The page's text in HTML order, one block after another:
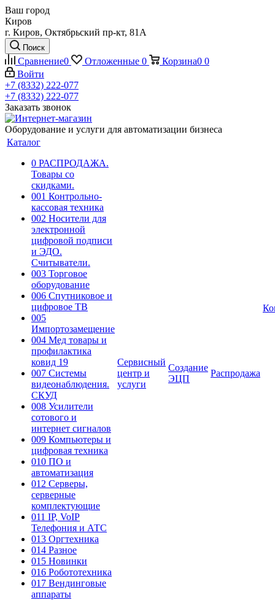
Ваш город
Киров
г. Киров, Октябрьский пр-кт, 81А
Поиск
Сравнение0 Отложенные 0 Корзина0 0
Войти
+7 (8332) 222-077
+7 (8332) 222-077
Заказать звонок
Оборудование и услуги для автоматизации бизнеса
Каталог
0 РАСПРОДАЖА.
Товары со
скидками.
001 Контрольно-
кассовая техника
002 Носители для
электронной
цифровой подписи
и ЭДО.
Считыватели.
003 Торговое
оборудование
006 Спутниковое и
цифровое ТВ
005
Импортозамещение
004 Мед товары и
профилактика
ковид 19
007 Системы
видеонаблюдения.
СКУД
008 Усилители
сотового и
интернет сигналов
009 Компьютеры и
цифровая техника
010 ПО и
автоматизация
012 Серверы,
серверные
комплектующие
011 IP, VoIP
Телефония и АТС
013 Оргтехника
014 Разное
015 Новинки
016 Робототехника
017 Вендинговые
аппараты
Сервисный
центр и
услуги
Создание
ЭЦП
Распродажа